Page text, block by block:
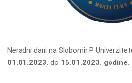
Neradni dani na Slobomir P
01.01.2023. do 16.01.2023. godine.